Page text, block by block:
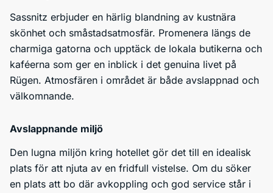
Sassnitz erbjuder en härlig blandning av kustnära
skönhet och småstadsatmosfär. Promenera längs de
charmiga gatorna och upptäck de lokala butikerna och
kaféerna som ger en inblick i det genuina livet på
Rügen. Atmosfären i området är både avslappnad och
välkomnande.
Avslappnande miljö
Den lugna miljön kring hotellet gör det till en idealisk
plats för att njuta av en fridfull vistelse. Om du söker
en plats att bo där avkoppling och god service står i